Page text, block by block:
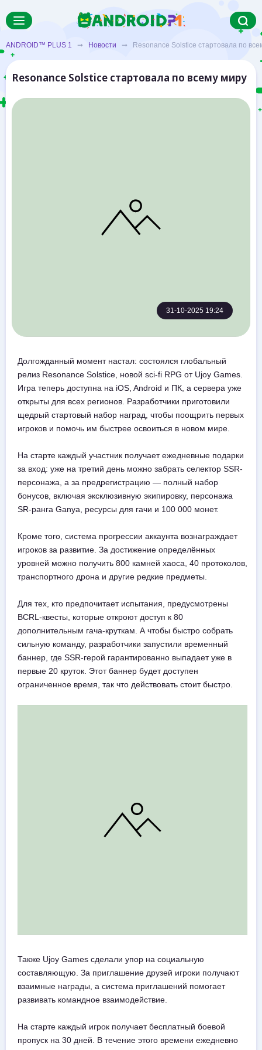
ANDROID™ PLUS 1 ➞ Новости ➞ Resonance Solstice стартовала по
Resonance Solstice стартовала по всему миру
31-10-2025 19:24
Долгожданный момент настал: состоялся глобальный
релиз Resonance Solstice, новой sci-fi RPG от Ujoy Games.
Игра теперь доступна на iOS, Android и ПК, а сервера уже
открыты для всех регионов. Разработчики приготовили
щедрый стартовый набор наград, чтобы поощрить первых
игроков и помочь им быстрее освоиться в новом мире.
На старте каждый участник получает ежедневные подарки
за вход: уже на третий день можно забрать селектор SSR-
персонажа, а за предрегистрацию — полный набор
бонусов, включая эксклюзивную экипировку, персонажа
SR-ранга Ganya, ресурсы для гачи и 100 000 монет.
Кроме того, система прогрессии аккаунта вознаграждает
игроков за развитие. За достижение определённых
уровней можно получить 800 камней хаоса, 40 протоколов,
транспортного дрона и другие редкие предметы.
Для тех, кто предпочитает испытания, предусмотрены
BCRL-квесты, которые откроют доступ к 80
дополнительным гача-круткам. А чтобы быстро собрать
сильную команду, разработчики запустили временный
баннер, где SSR-герой гарантированно выпадает уже в
первые 20 круток. Этот баннер будет доступен
ограниченное время, так что действовать стоит быстро.
Также Ujoy Games сделали упор на социальную
составляющую. За приглашение друзей игроки получают
взаимные награды, а система приглашений помогает
развивать командное взаимодействие.
На старте каждый игрок получает бесплатный боевой
пропуск на 30 дней. В течение этого времени ежедневно